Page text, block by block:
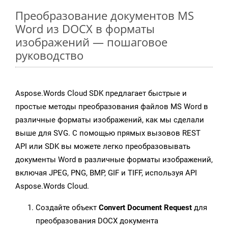
Преобразование документов MS
Word из DOCX в форматы
изображений — пошаговое
руководство
Aspose.Words Cloud SDK предлагает быстрые и
простые методы преобразования файлов MS Word в
различные форматы изображений, как мы сделали
выше для SVG. С помощью прямых вызовов REST
API или SDK вы можете легко преобразовывать
документы Word в различные форматы изображений,
включая JPEG, PNG, BMP, GIF и TIFF, используя API
Aspose.Words Cloud.
Создайте объект Convert Document Request для
преобразования DOCX документа